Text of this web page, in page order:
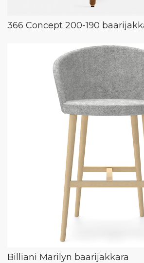
366 Concept 200-190
Billiani Marilyn baarijakkara